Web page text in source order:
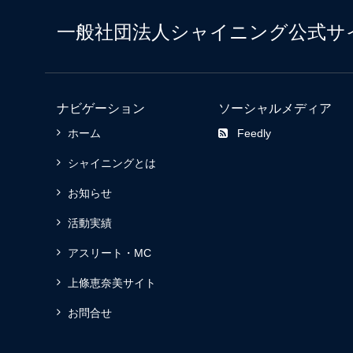
一般社団法人シャイニング公式サ
ナビゲーション
ホーム
シャイニングとは
お知らせ
活動実績
アスリート・MC
上條恵奈美サイト
お問合せ
ソーシャルメディア
Feedly